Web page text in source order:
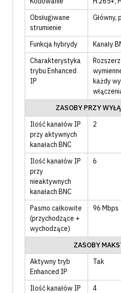
Obsługiwane
strumienie
Główny,
Funkcja hybrydy
Kanały
Charakterystyka
trybu Enhanced
IP
każdy
ZASOBY PRZY
Ilość kanałów IP
przy aktywnych
kanałach BNC
2
Ilość kanałów IP
przy
nieaktywnych
kanałach BNC
6
Pasmo całkowite
(przychodzące +
wychodzące)
96 Mbps
ZASOBY
Aktywny tryb
Enhanced IP
Tak
Ilość kanałów IP
4